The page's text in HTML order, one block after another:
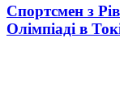
Спортсмен з
Олімпіаді в